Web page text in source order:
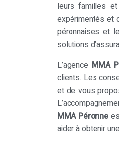
leurs familles et
expérimentés et
péronnaises et
solutions
L’agence MMA
clients. Les
et de vous
MMA Péronne
aider à obtenir